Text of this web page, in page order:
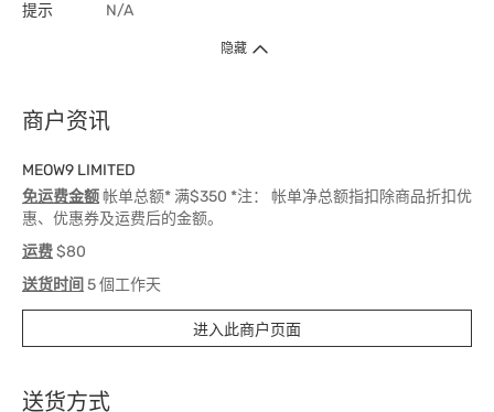
提示 N/A
隐藏
商户资讯
MEOW9 LIMITED
免运费金额帐单总额* 满$350 *注： 帐单净总额指扣除商品折扣优
惠、优惠券及运费后的金额。
运费$80
送货时间 5 個工作天
进入此商户页面
送货方式